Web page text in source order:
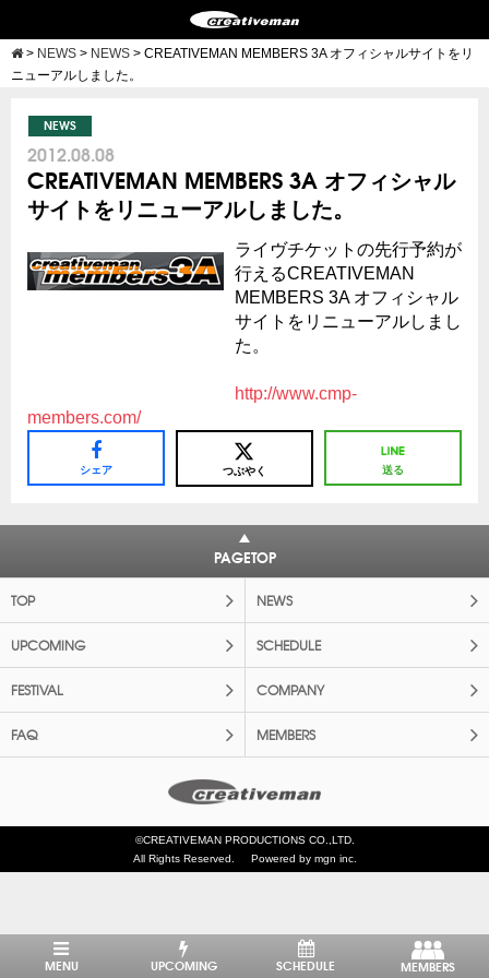
> NEWS > NEWS > CREATIVEMAN MEMBERS 3A オフィシャルサイトをリ
ニューアルしました。
NEWS
2012.08.08
CREATIVEMAN MEMBERS 3A オフィシャル
サイトをリニューアルしました。
ライヴチケットの先行予約が
行えるCREATIVEMAN
MEMBERS 3A オフィシャル
サイトをリニューアルしまし
た。
http://www.cmp-
members.com/
シェア つぶやく 送る
PAGETOP
TOP NEWS
UPCOMING SCHEDULE
FESTIVAL COMPANY
FAQ MEMBERS
©CREATIVEMAN PRODUCTIONS CO.,LTD.
All Rights Reserved.
Powered by mgn inc.
MENU UPCOMING SCHEDULE MEMBERS